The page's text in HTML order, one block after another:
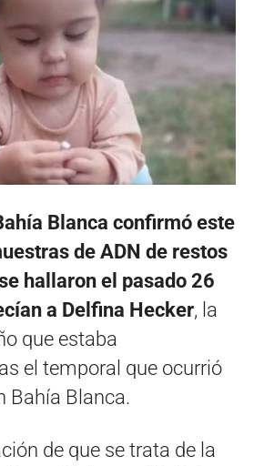
Blanca confirmó este
de ADN de restos
hallaron el pasado 26
a Delfina Hecker, la
que estaba
el temporal que ocurrió
Bahía Blanca.
de que se trata de la